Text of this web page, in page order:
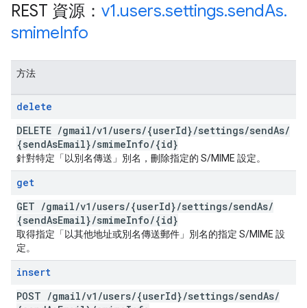
REST 資源： v1.users.settings.sendAs.
smimeInfo
方法
delete
DELETE /gmail/v1 /users/{userId}/settings/sendAs/
{sendAsEmail}/smimeInfo/{id}
針對特定「以別名傳送」別名，刪除指定的 S/MIME 設定。
get
GET /gmail/v1 /users/{userId}/settings/sendAs/
{sendAsEmail}/smimeInfo/{id}
取得指定「以其他地址或別名傳送郵件」別名的指定 S/MIME 設
定。
insert
POST /gmail/v1 /users/{userId}/settings/sendAs/